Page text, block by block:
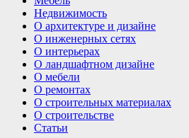
Недвижимость
О архитектуре и дизайне
О инженерных сетях
О интерьерах
О ландшафтном дизайне
О мебели
О ремонтах
О строительных материалах
О строительстве
Статьи